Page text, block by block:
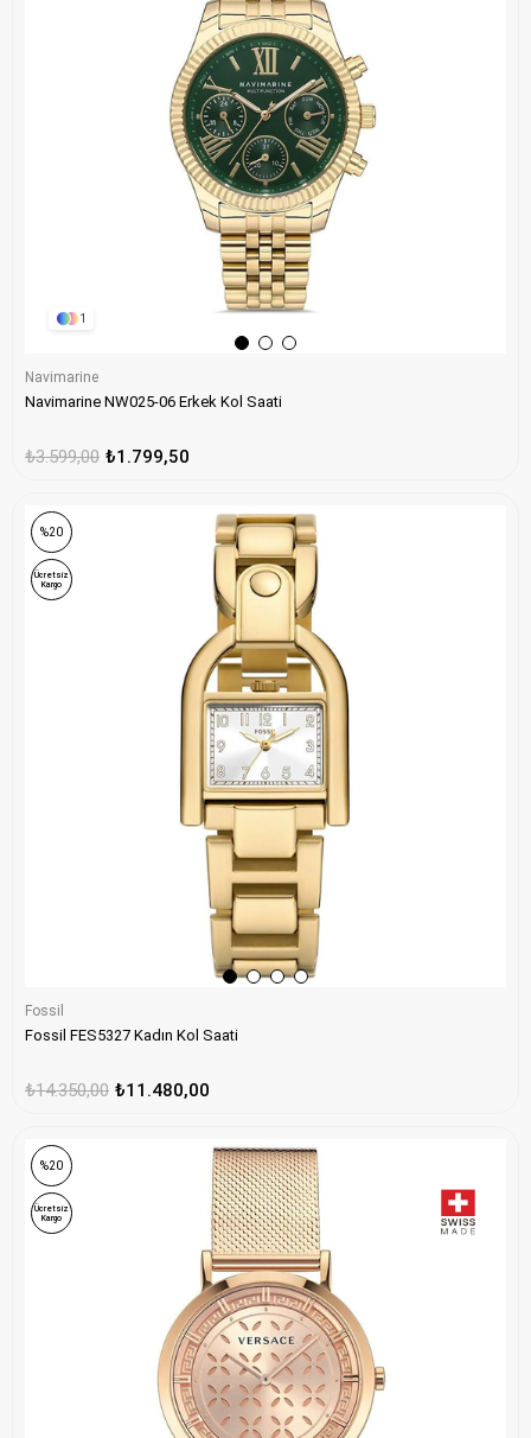
1
Navimarine
Navimarine NW025-06 Erkek Kol Saati
₺1.799,50
₺3.599,00
Fossil
Fossil FES5327 Kadın Kol Saati
₺11.480,00
₺14.350,00
%20
Ücretsiz
Kargo
%20
Ücretsiz
Kargo